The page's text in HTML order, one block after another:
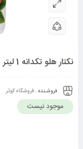
نکتار هلو تکدانه 1 لیتر 6260138470128
فروشـنده : فروشگاه کوثر
موجود نیست